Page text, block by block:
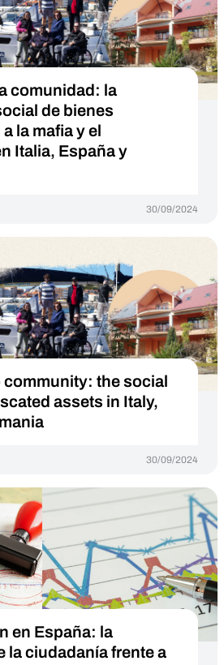
comunidad: la
de bienes
la mafia y el
Italia, España y
30/09/2024
community: the social
assets in Italy,
30/09/2024
en España: la
la ciudadanía frente a